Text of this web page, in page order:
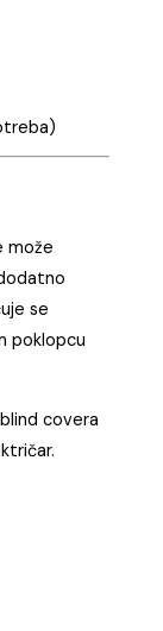
može
se
poklopcu
covera